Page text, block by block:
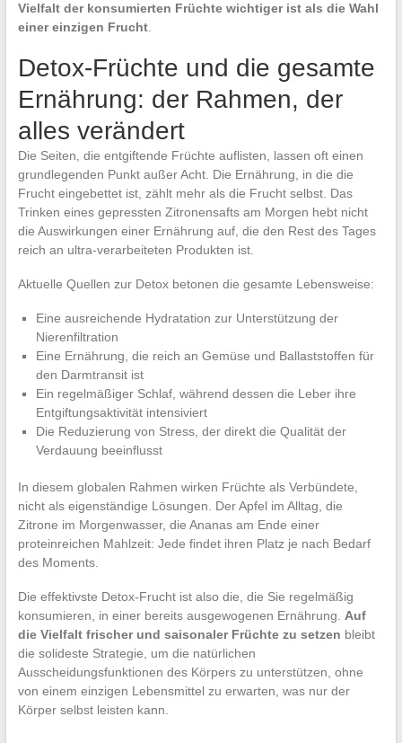
Vielfalt der konsumierten Früchte wichtiger ist als die Wahl
einer einzigen Frucht.
Detox-Früchte und die gesamte
Ernährung: der Rahmen, der
alles verändert
Die Seiten, die entgiftende Früchte auflisten, lassen oft einen
grundlegenden Punkt außer Acht. Die Ernährung, in die die
Frucht eingebettet ist, zählt mehr als die Frucht selbst. Das
Trinken eines gepressten Zitronensafts am Morgen hebt nicht
die Auswirkungen einer Ernährung auf, die den Rest des Tages
reich an ultra-verarbeiteten Produkten ist.
Aktuelle Quellen zur Detox betonen die gesamte Lebensweise:
Eine ausreichende Hydratation zur Unterstützung der
Nierenfiltration
Eine Ernährung, die reich an Gemüse und Ballaststoffen für
den Darmtransit ist
Ein regelmäßiger Schlaf, während dessen die Leber ihre
Entgiftungsaktivität intensiviert
Die Reduzierung von Stress, der direkt die Qualität der
Verdauung beeinflusst
In diesem globalen Rahmen wirken Früchte als Verbündete,
nicht als eigenständige Lösungen. Der Apfel im Alltag, die
Zitrone im Morgenwasser, die Ananas am Ende einer
proteinreichen Mahlzeit: Jede findet ihren Platz je nach Bedarf
des Moments.
Die effektivste Detox-Frucht ist also die, die Sie regelmäßig
konsumieren, in einer bereits ausgewogenen Ernährung. Auf
die Vielfalt frischer und saisonaler Früchte zu setzen bleibt
die solideste Strategie, um die natürlichen
Ausscheidungsfunktionen des Körpers zu unterstützen, ohne
von einem einzigen Lebensmittel zu erwarten, was nur der
Körper selbst leisten kann.